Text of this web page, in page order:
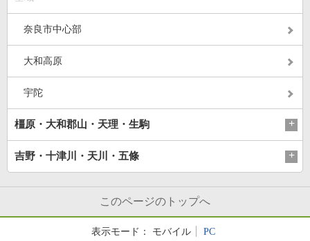
奈良市中心部
大和高原
宇陀
橿原・大和郡山・天理・生駒
吉野・十津川・天川・五條
このページのトップへ
表示モード： モバイル PC